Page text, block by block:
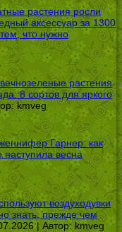
растения росли
аксессуар за 1300
что нужно
растения
8 сортов для яркого
kmveg
Гарнер: как
наступила весна
воздуходувки
знать, прежде чем
| Автор: kmveg